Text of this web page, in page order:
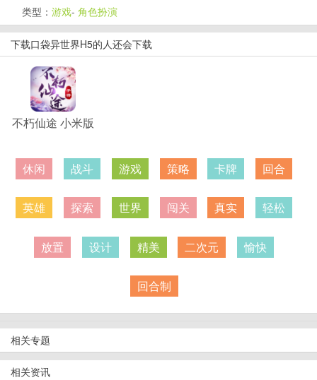
类型： 游戏- 角色扮演
下载口袋异世界H5的人还会下载
不朽仙途 小米版
休闲 战斗 游戏 策略 卡牌 回合
英雄 探索 世界 闯关 真实 轻松
放置 设计 精美 二次元 愉快
回合制
相关专题
相关资讯